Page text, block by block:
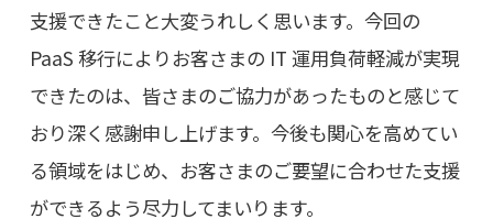
支援できたこと大変うれしく思います。今回の
PaaS 移行によりお客さまの IT 運用負荷軽減が実現
できたのは、皆さまのご協力があったものと感じて
おり深く感謝申し上げます。今後も関心を高めてい
る領域をはじめ、お客さまのご要望に合わせた支援
ができるよう尽力してまいります。